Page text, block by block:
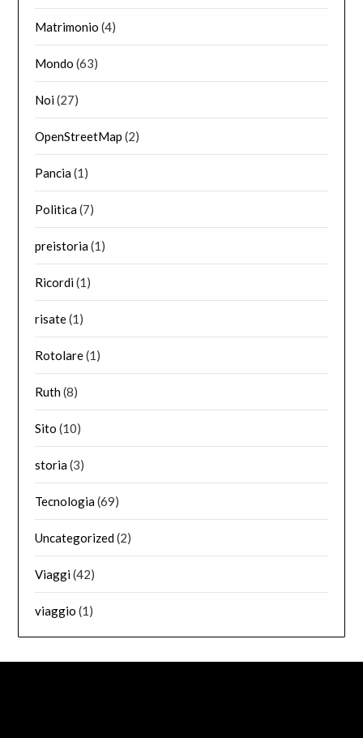
Matrimonio (4)
Mondo (63)
Noi(27)
OpenStreetMap (2)
Pancia(1)
Politica(7)
preistoria(1)
Ricordi(1)
risate(1)
Rotolare(1)
Ruth(8)
Sito (10)
storia(3)
Tecnologia(69)
Uncategorized(2)
Viaggi(42)
viaggio (1)